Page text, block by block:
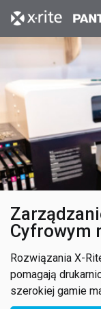
Cyfrowym
Rozwiązania X-
pomagają
szerokiej gamie